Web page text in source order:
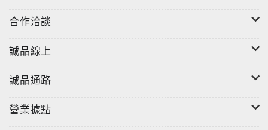
合作洽談
誠品線上
誠品通路
營業據點